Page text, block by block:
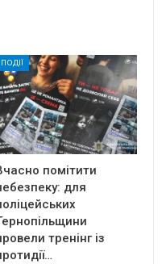
ПОДІЇ
помітити
для
тренінг із